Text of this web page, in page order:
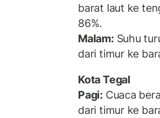
barat laut ke
86%.
Malam:Suhu
dari timur ke
Kota Tegal
Pagi:Cuaca
dari timur ke